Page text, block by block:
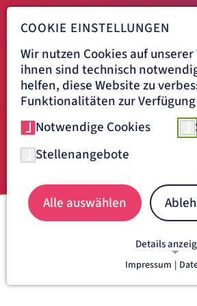
COOKIE EINSTELLUNGEN
Wir nutzen Cookies auf
ihnen sind technisch
helfen, diese Website zu
Funktionalitäten zur
Notwendige Cookies
Stellenangebote
Alle auswählen
Details
Notwendige Cookies
Funktionen und sind für die
Impressum |